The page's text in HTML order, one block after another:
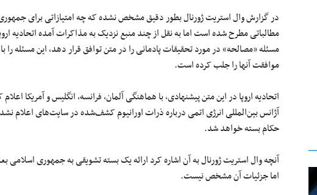
در گزارش وال ‌استریت‌ ژورنال بطور دقیق مشخص نشده که چه امتیازاتی برای
مطالباتی مطرح شده است اما به نقل از چند منبع نزدیک به مذاکرات آمده اتحادیه
مسئله «مصالحه» در مورد تحقیقات پادمانی را در متن توافق قرار دهد، این مسئله
موافقت آنها را جلب کرده است.
اتحادیه اروپا در این متن پیشنهادی، با هماهنگی آلمان، فرانسه، انگلیس و آمریکا
آژانس بین‌المللی انرژی اتمی درباره ذرات اورانیوم کشف‌شده در سایت‌های اعلام
حکام بسته خواهد شد.
آنچه وال استریت ژورنال به آن اشاره کرد ارائه یک بسته تشویقی به جمهوری اسلامی
اما جزئیات آن مشخص نیست.